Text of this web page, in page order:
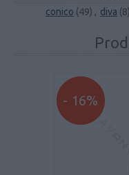
conico (49) , diva (8)
- 16%